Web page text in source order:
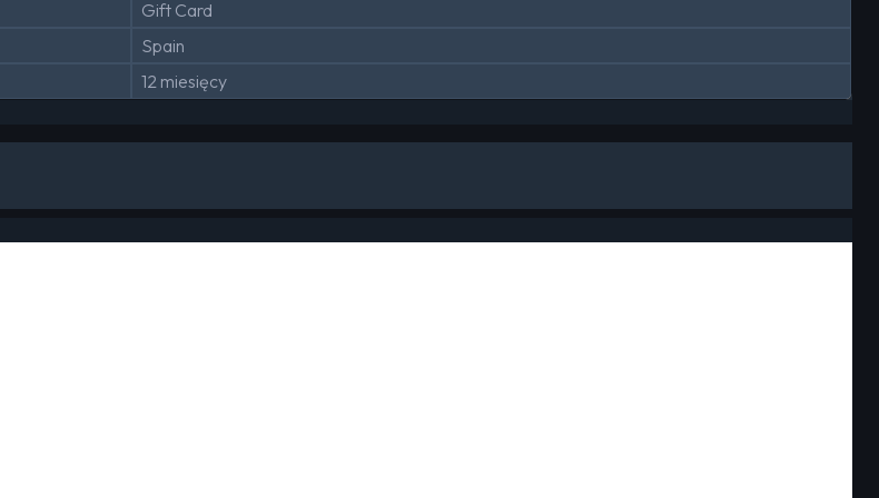
Gift Card
Spain
12 miesięcy